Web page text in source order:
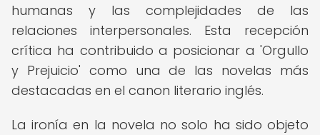
humanas y las complejidades de las
relaciones interpersonales. Esta recepción
crítica ha contribuido a posicionar a 'Orgullo
y Prejuicio' como una de las novelas más
destacadas en el canon literario inglés.
La ironía en la novela no solo ha sido objeto